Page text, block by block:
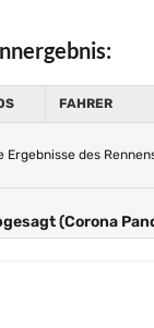
FAHRER
Ergebnisse des
(Corona